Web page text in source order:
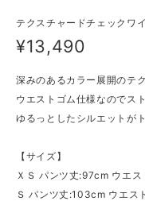
テクスチャードチェック
¥13,490
深みのあるカラー展開のテ
ウエストゴム仕様なのでス
ゆるっとしたシルエットが
【サイズ】
ＸＳ パンツ丈:97cm ウエ
Ｓ パンツ丈:103cm ウエ